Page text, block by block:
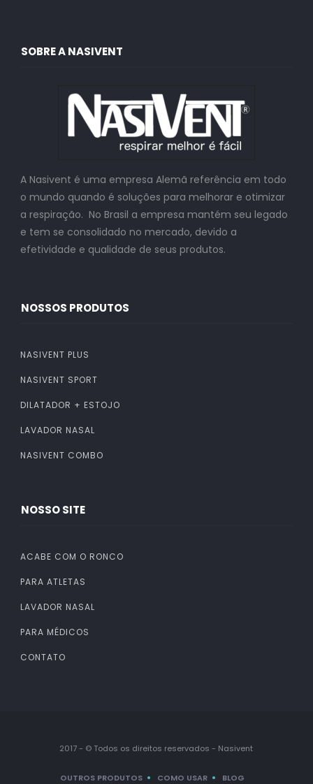
SOBRE A NASIVENT
A Nasivent é uma empresa Alemã referência em todo
o mundo quando é soluções para melhorar e otimizar
a respiração. No Brasil a empresa mantém seu legado
e tem se consolidado no mercado, devido a
efetividade e qualidade de seus produtos.
NOSSOS PRODUTOS
NASIVENT PLUS
NASIVENT SPORT
DILATADOR + ESTOJO
LAVADOR NASAL
NASIVENT COMBO
NOSSO SITE
ACABE COM O RONCO
PARA ATLETAS
LAVADOR NASAL
PARA MÉDICOS
CONTATO
2017 - © Todos os direitos reservados - Nasivent
OUTROS PRODUTOS COMO USAR BLOG